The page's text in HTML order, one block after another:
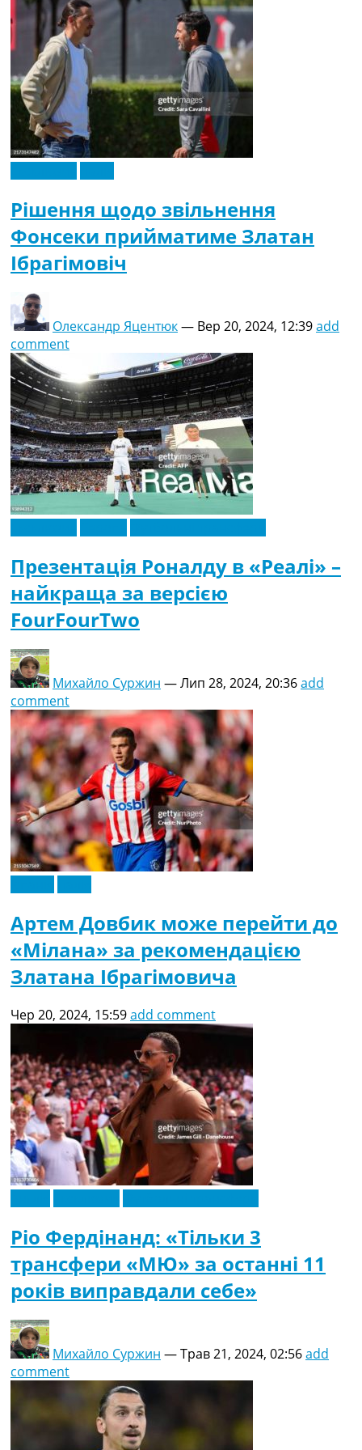
Рішення щодо звільнення
Фонсеки прийматиме Златан
Ібрагімовіч
Олександр Яцентюк— Вер 20, 2024, 12:39add
comment
Презентація Роналду в «Реалі» –
найкраща за версією
FourFourTwo
Михайло Суржин —Лип 28, 2024, 20:36add
comment
Артем Довбик може перейти до
«Мілана» за рекомендацією
Златана Ібрагімовича
Чер 20, 2024, 15:59add comment
Ріо Фердінанд: «Тільки 3
трансфери «МЮ» за останні 11
років виправдали себе»
Михайло Суржин —Трав 21, 2024, 02:56add
comment